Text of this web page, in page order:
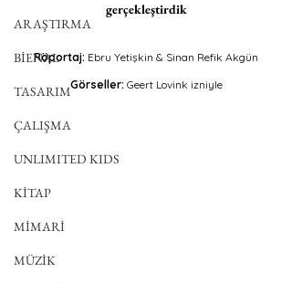
ARAŞTIRMA
BİENAL
TASARIM
ÇALIŞMA
UNLIMITED KIDS
KİTAP
MİMARİ
MÜZİK
gerçekleştirdik
Röportaj: Ebru Yetişkin & Sinan Refik Akgün
Görseller: Geert Lovink izniyle